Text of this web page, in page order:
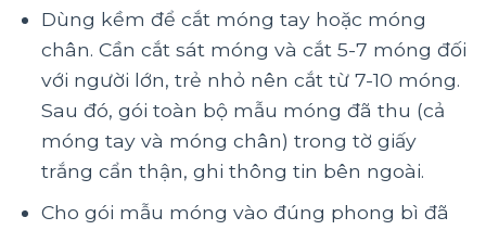
Dùng kềm để cắt móng tay hoặc móng
chân. Cần cắt sát móng và cắt 5-7 móng đối
với người lớn, trẻ nhỏ nên cắt từ 7-10 móng.
Sau đó, gói toàn bộ mẫu móng đã thu (cả
móng tay và móng chân) trong tờ giấy
trắng cẩn thận, ghi thông tin bên ngoài.
Cho gói mẫu móng vào đúng phong bì đã